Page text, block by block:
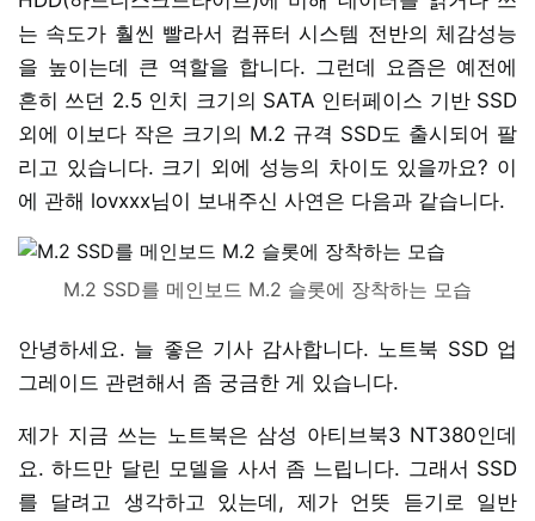
는 속도가 훨씬 빨라서 컴퓨터 시스템 전반의 체감성능
을 높이는데 큰 역할을 합니다. 그런데 요즘은 예전에
흔히 쓰던 2.5 인치 크기의 SATA 인터페이스 기반 SSD
외에 이보다 작은 크기의 M.2 규격 SSD도 출시되어 팔
리고 있습니다. 크기 외에 성능의 차이도 있을까요? 이
에 관해 lovxxx님이 보내주신 사연은 다음과 같습니다.
M.2 SSD를 메인보드 M.2 슬롯에 장착하는 모습
안녕하세요. 늘 좋은 기사 감사합니다. 노트북 SSD 업
그레이드 관련해서 좀 궁금한 게 있습니다.
제가 지금 쓰는 노트북은 삼성 아티브북3 NT380인데
요. 하드만 달린 모델을 사서 좀 느립니다. 그래서 SSD
를 달려고 생각하고 있는데, 제가 언뜻 듣기로 일반